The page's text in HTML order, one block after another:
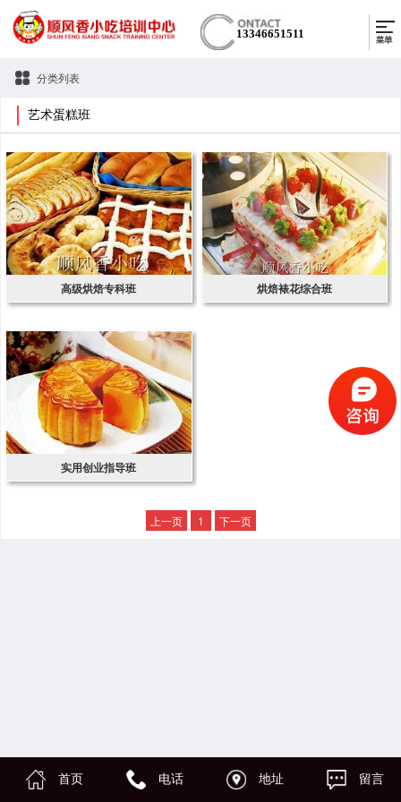
13346651511
分类列表
艺术蛋糕班
高级烘焙专科班 烘焙裱花综合班
实用创业指导班
上一页 1 下一页
首页 电话 地址 留言